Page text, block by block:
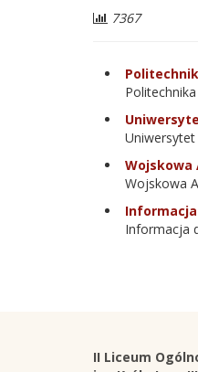
Liczba
7367
Uniwersytet
Wojskowa
Wojskowa
Informacja
Adres
II Liceum